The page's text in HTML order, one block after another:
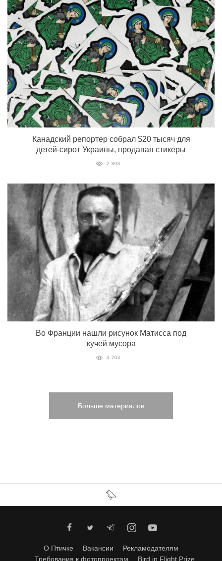
Канадский репортер собрал $20 тысяч для
детей-сирот Украины, продавая стикеры
2 803
Во Франции нашли рисунок Матисса под
кучей мусора
3 203
Больше материалов
О Птичке Вакансии
Рекламодателям
Требования к фотопроектам
Bird in Flight Prize